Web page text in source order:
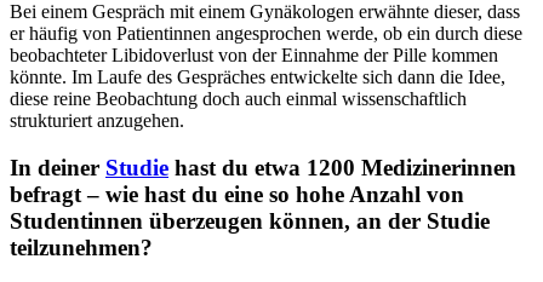
Bei einem Gespräch mit einem Gynäkologen erwähnte dieser, dass
er häufig von Patientinnen angesprochen werde, ob ein durch diese
beobachteter Libidoverlust von der Einnahme der Pille kommen
könnte. Im Laufe des Gespräches entwickelte sich dann die Idee,
diese reine Beobachtung doch auch einmal wissenschaftlich
strukturiert anzugehen.
In deiner Studie hast du etwa 1200 Medizinerinnen
befragt – wie hast du eine so hohe Anzahl von
Studentinnen überzeugen können, an der Studie
teilzunehmen?